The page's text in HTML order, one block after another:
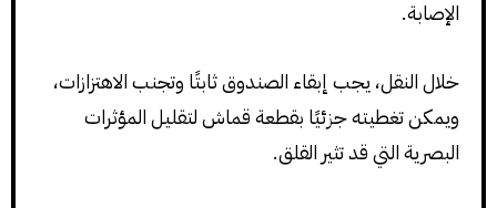
الإصابة.
خلال النقل، يجب إبقاء الصندوق ثابتًا وتجنب الاهتزازات،
ويمكن تغطيته جزئيًا بقطعة قماش لتقليل المؤثرات
البصرية التي قد تثير القلق.